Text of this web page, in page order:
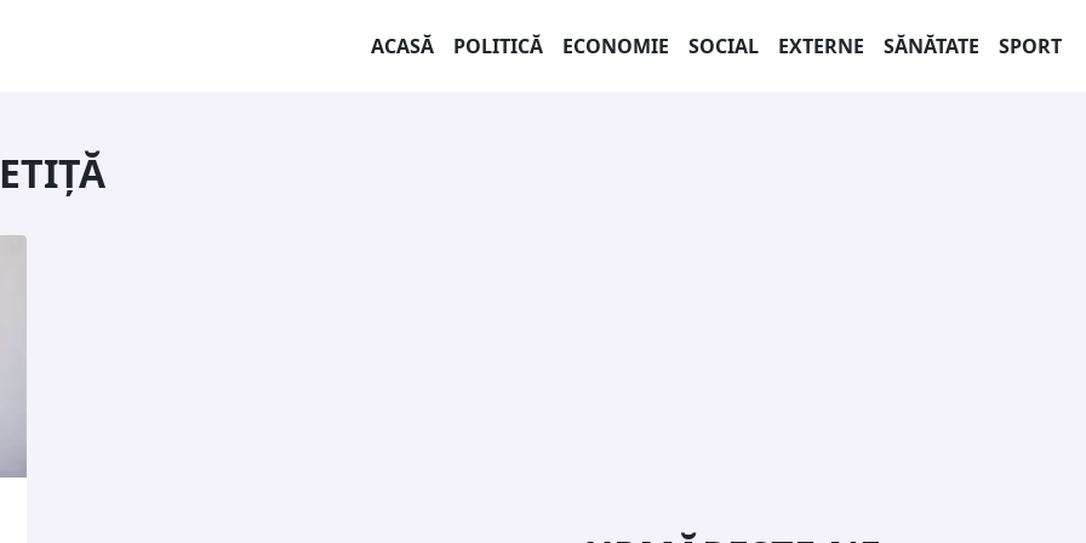
ACASĂ
POLITICĂ ECONOMIE SOCIAL EXTERNE SĂNĂTATE SPORT